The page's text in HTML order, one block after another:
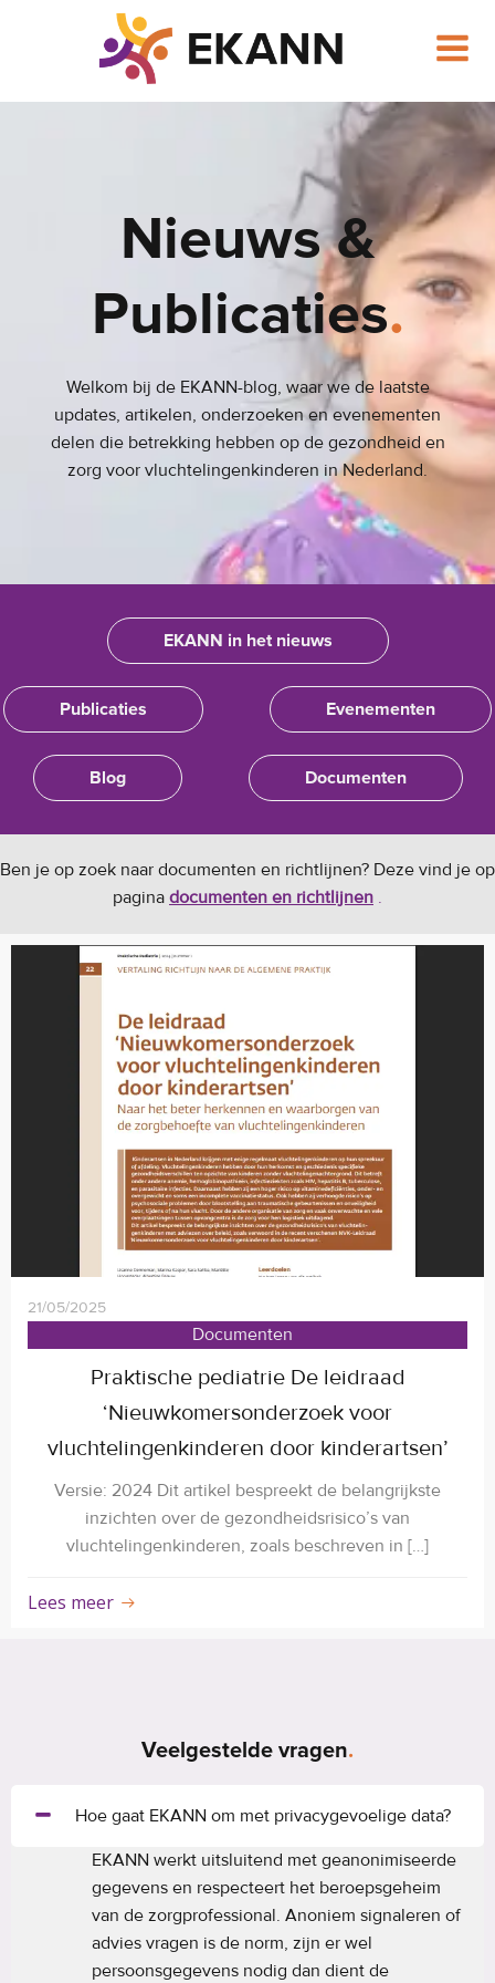
naar
de
Nieuws &
Publicaties.
Welkom bij de EKANN-blog, waar we de laatste
updates, artikelen, onderzoeken en evenementen
delen die betrekking hebben op de gezondheid en
zorg voor vluchtelingenkinderen in Nederland.
EKANN in het nieuws
Publicaties Evenementen
Blog Documenten
Ben je op zoek naar documenten en richtlijnen? Deze vind je op
pagina documenten en richtlijnen .
21/05/2025
Documenten
Praktische pediatrie De leidraad
‘Nieuwkomersonderzoek voor
vluchtelingenkinderen door kinderartsen’
Versie: 2024 Dit artikel bespreekt de belangrijkste
inzichten over de gezondheidsrisico’s van
vluchtelingenkinderen, zoals beschreven in […]
Lees meer
Veelgestelde vragen.
Hoe gaat EKANN om met privacygevoelige data?
EKANN werkt uitsluitend met geanonimiseerde
gegevens en respecteert het beroepsgeheim
van de zorgprofessional. Anoniem signaleren of
advies vragen is de norm, zijn er wel
persoonsgegevens nodig dan dient de